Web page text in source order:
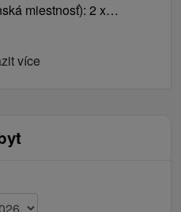
miestnosť): 2 x
více